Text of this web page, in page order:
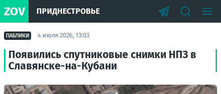
ZOV ПРИДНЕСТРОВЬЕ
ПАБЛИКИ 4 июля 2026, 13:03
Появились спутниковые снимки НПЗ в
Славянске-на-Кубани